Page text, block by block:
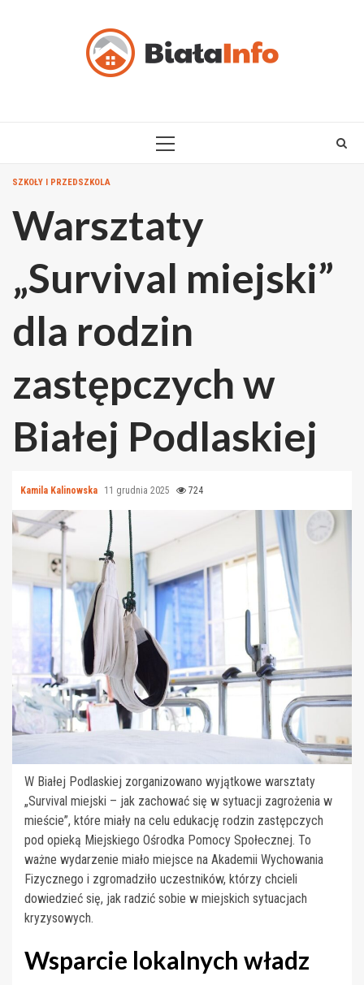
PRIMARY
SZKOŁY I PRZEDSZKOLA
Warsztaty
„Survival miejski”
dla rodzin
zastępczych w
Białej Podlaskiej
Kamila Kalinowska 11 grudnia 2025 724
W Białej Podlaskiej zorganizowano wyjątkowe warsztaty
„Survival miejski – jak zachować się w sytuacji zagrożenia w
mieście”, które miały na celu edukację rodzin zastępczych
pod opieką Miejskiego Ośrodka Pomocy Społecznej. To
ważne wydarzenie miało miejsce na Akademii Wychowania
Fizycznego i zgromadziło uczestników, którzy chcieli
dowiedzieć się, jak radzić sobie w miejskich sytuacjach
kryzysowych.
Wsparcie lokalnych władz